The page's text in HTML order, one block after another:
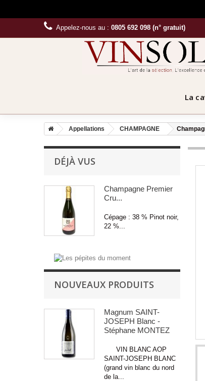
Appelez-nous au : 0805 692 098 (n° gratuit)
La
Appellations CHAMPAGNE
DÉJÀ VUS
Champagne Premier
Cru...
Cépage : 38 % Pinot noir,
22 %...
NOUVEAUX PRODUITS
Magnum SAINT-
JOSEPH Blanc -
Stéphane MONTEZ
VIN BLANC AOP
SAINT-JOSEPH BLANC
(grand vin blanc du nord
de la...